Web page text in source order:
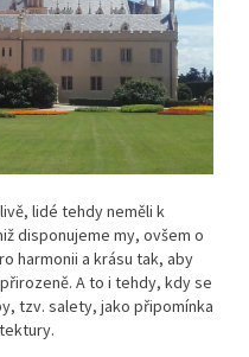
lidé tehdy neměli k
disponujeme my, ovšem o
harmonii a krásu tak, aby
A to i tehdy, kdy se
tzv. salety, jako připomínka